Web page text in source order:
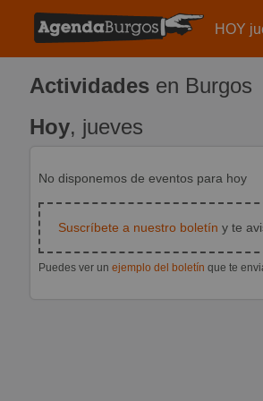
HOY
Actividades en Burgos
Hoy, jueves
No disponemos de eventos para hoy
Suscríbete a nuestro boletín y te
Puedes ver un ejemplo del boletín que te